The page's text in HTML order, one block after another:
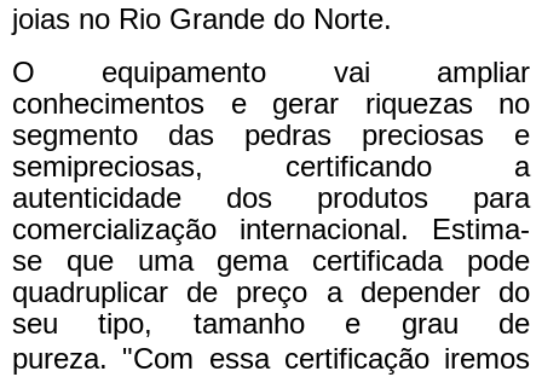
joias no Rio Grande do Norte.
O equipamento vai ampliar
conhecimentos e gerar riquezas no
segmento das pedras preciosas e
semipreciosas, certificando a
autenticidade dos produtos para
comercialização internacional. Estima-
se que uma gema certificada pode
quadruplicar de preço a depender do
seu tipo, tamanho e grau de
pureza. "Com essa certificação iremos